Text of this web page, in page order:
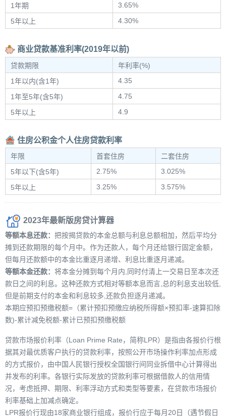
1年期
3.65%
5年以上
4.30%
商业贷款基准利率(2019年以前)
贷款期限
年利率(%)
1年以内(含1年)
4.35
1年至5年(含5年)
4.75
5年以上
4.9
住房公积金个人住房贷款利率
年限 首套住房
二套住房
5年以下(含5年)
2.75%
3.025%
5年以上
3.25% 3.575%
2023年最新版房贷计算器
等额本息还款： 把按揭贷款的本金总额与利息总额相加，然后平均分
摊到还款期限的每个月中。作为还款人，每个月还给银行固定金额，
但每月还款额中的本金比重逐月递增、利息比重逐月递减。
等额本金还款： 将本金分摊到每个月内,同时付清上一交易日至本次还
款日之间的利息。这种还款方式相对等额本息而言,总的利息支出较低,
但是前期支付的本金和利息较多,还款负担逐月递减。
本期应预扣预缴税额=（累计预扣预缴应纳税所得额×预扣率-速算扣除
数)-累计减免税额-累计已预扣预缴税额
贷款市场报价利率（Loan Prime Rate，简称LPR）是指由各报价行根
据其对最优质客户执行的贷款利率，按照公开市场操作利率加点形成
的方式报价，由中国人民银行授权全国银行间同业拆借中心计算得出
并发布的利率。各银行实际发放的贷款利率可根据借款人的信用情
况，考虑抵押、期限、利率浮动方式和类型等要素，在贷款市场报价
利率基础上加减点确定。
LPR报价行现由18家商业银行组成，报价行应于每月20日（遇节假日